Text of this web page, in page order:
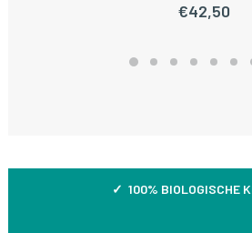
€42,50
✓ 100% BIOLOGISCHE